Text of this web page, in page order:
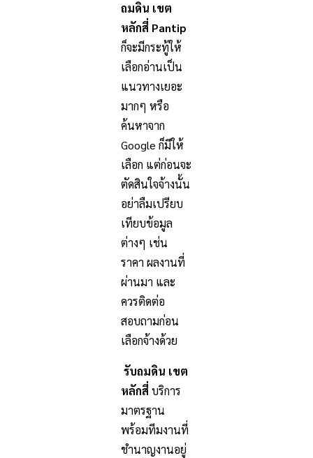
ถมดิน เขต
หลักสี่ Pantip
ก็จะมีกระทู้ให้
เลือกอ่านเป็น
แนวทางเยอะ
มากๆ หรือ
ค้นหาจาก
Google ก็มีให้
เลือก แต่ก่อนจะ
ตัดสินใจจ้างนั้น
อย่าลืมเปรียบ
เทียบข้อมูล
ต่างๆ เช่น
ราคา ผลงานที่
ผ่านมา และ
ควรติดต่อ
สอบถามก่อน
เลือกจ้างด้วย
รับถมดิน เขต
หลักสี่ บริการ
มาตรฐาน
พร้อมทีมงานที่
ชำนาญงานอยู่